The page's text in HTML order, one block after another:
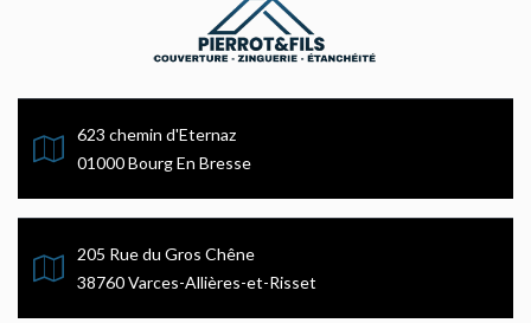
623 chemin d'Eternaz
01000 Bourg En Bresse
205 Rue du Gros Chêne
38760 Varces-Allières-et-Risset